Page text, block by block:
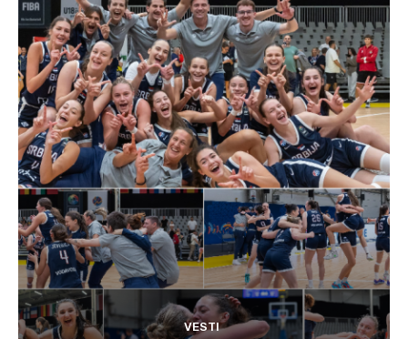
VESTI